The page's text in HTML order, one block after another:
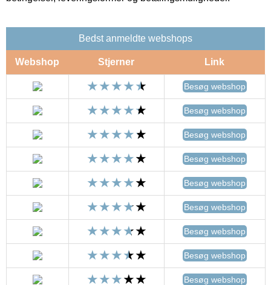
Bedst anmeldte webshops
Webshop Stjerner Link
Besøg webshop
Besøg webshop
Besøg webshop
Besøg webshop
Besøg webshop
Besøg webshop
Besøg webshop
Besøg webshop
Besøg webshop